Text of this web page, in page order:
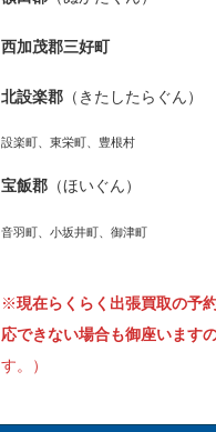
西加茂郡三好町
北設楽郡 （きたしたらぐん）
設楽町、東栄町、豊根村
宝飯郡 （ほいぐん）
音羽町、小坂井町、御津町
※現在らくらく出張買取の予
応できない場合も御座います
す。）